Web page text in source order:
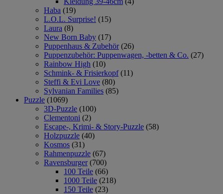
Haba (19)
L.O.L. Surprise! (15)
Laura (8)
New Born Baby (17)
Puppenhaus & Zubehör (26)
Puppenzubehör: Puppenwagen, -betten & Co. (27)
Rainbow High (10)
Schmink- & Frisierkopf (11)
Steffi & Evi Love (80)
Sylvanian Families (85)
Puzzle (1069)
3D-Puzzle (100)
Clementoni (2)
Escape-, Krimi- & Story-Puzzle (58)
Holzpuzzle (40)
Kosmos (31)
Rahmenpuzzle (67)
Ravensburger (700)
100 Teile (66)
1000 Teile (218)
150 Teile (23)